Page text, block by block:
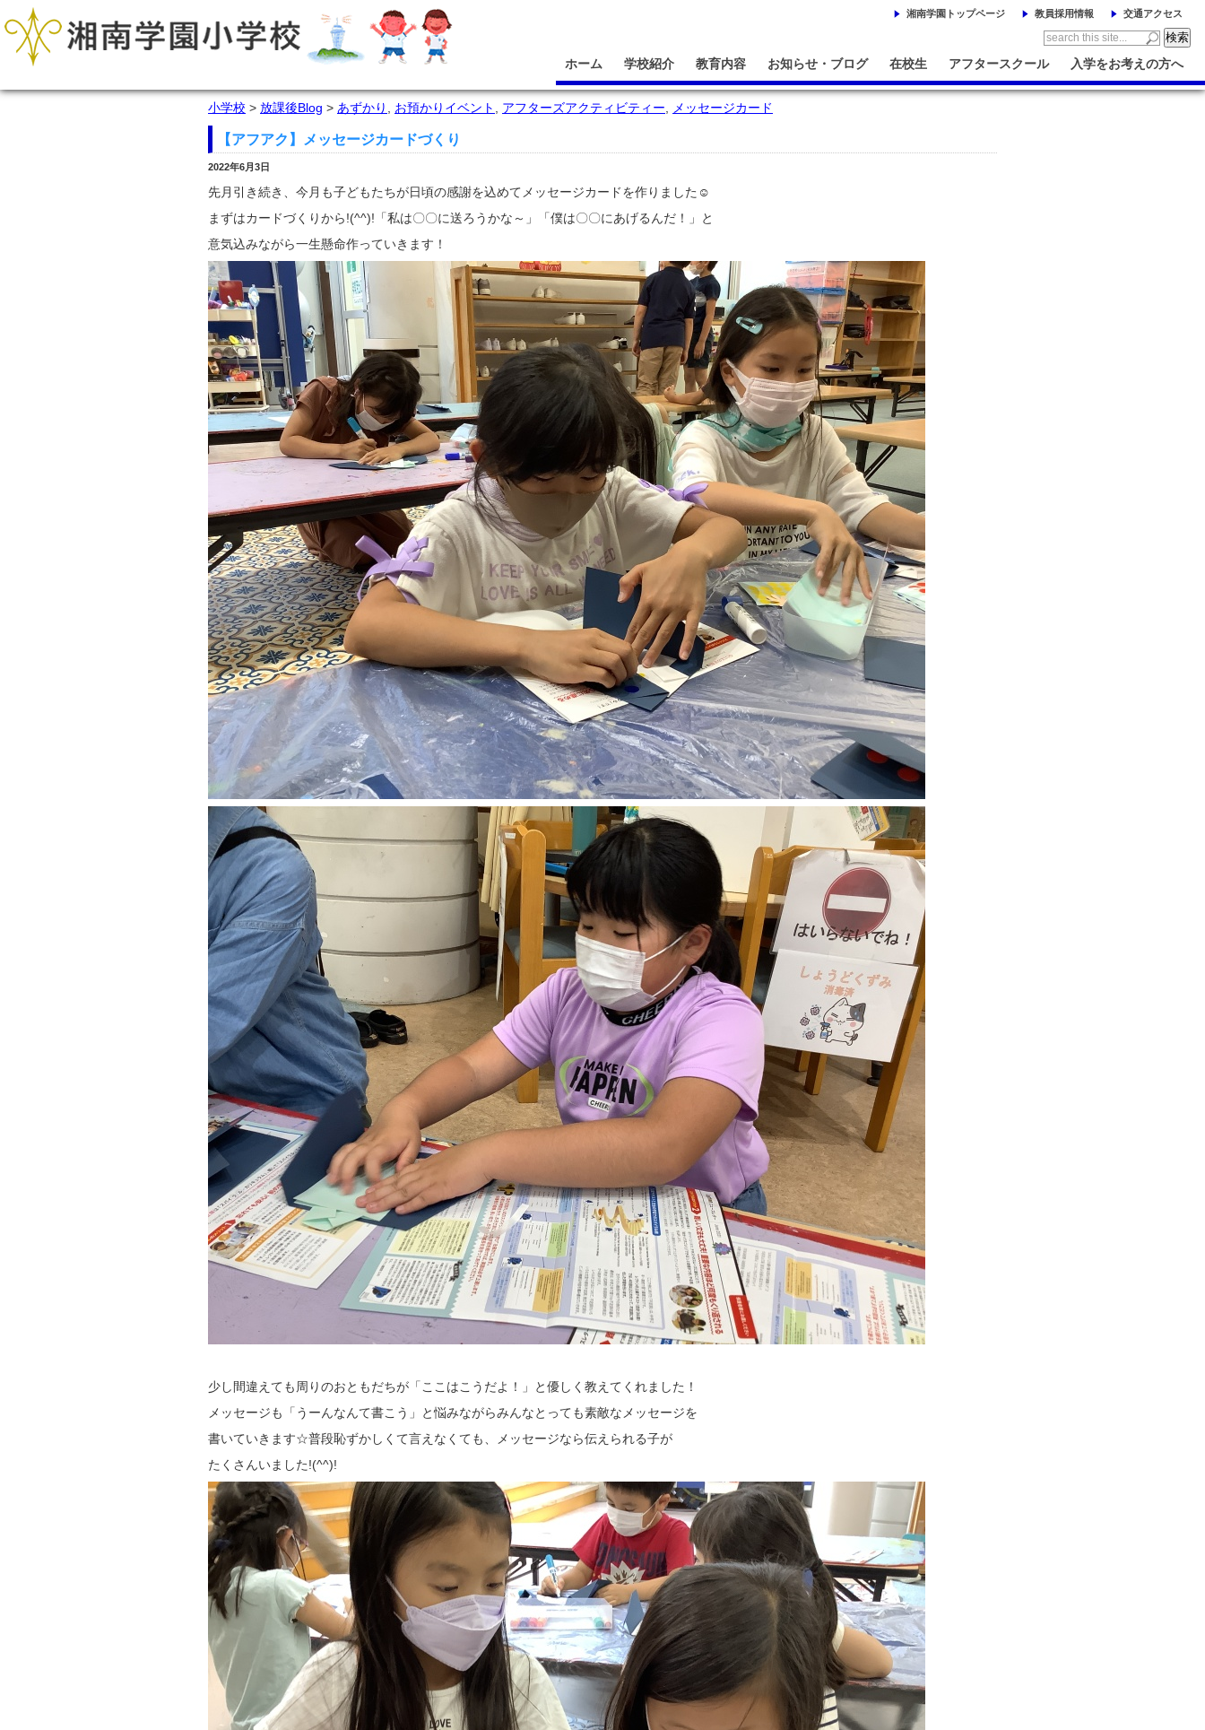
湘南学園トップページ 教員採用情報 交通アクセス
ホーム 学校紹介 教育内容 お知らせ・ブログ 在校生 アフタースクール 入学をお考えの方へ
小学校 > 放課後Blog > あずかり お預かりイベント アフターズアクティビティー メッセージカード
【アフアク】メッセージカードづくり
2022年6月3日
先月引き続き、今月も子どもたちが日頃の感謝を込めてメッセージカードを作りました☺
まずはカードづくりから!(^^)!「私は〇〇に送ろうかな～」「僕は〇〇にあげるんだ！」と
意気込みながら一生懸命作っていきます！
少し間違えても周りのおともだちが「ここはこうだよ！」と優しく教えてくれました！
メッセージも「うーんなんて書こう」と悩みながらみんなとっても素敵なメッセージを
書いていきます☆普段恥ずかしくて言えなくても、メッセージなら伝えられる子が
たくさんいました!(^^)!